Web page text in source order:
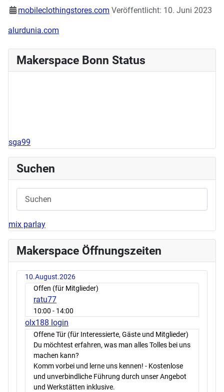
mobileclothingstores.com Veröffentlicht: 10. Juni 2023
alurdunia.com
Makerspace Bonn Status
sga99
Suchen
mix parlay
Makerspace Öffnungszeiten
10.August.2026
Offen (für Mitglieder)
ratu77
10:00 - 14:00
olx188 login
Offene Tür (für Interessierte, Gäste und Mitglieder)
Du möchtest erfahren, was man alles Tolles bei uns
machen kann?
Komm vorbei und lerne uns kennen! - Kostenlose
und unverbindliche Führung durch unser Angebot
und Werkstätten inklusive.